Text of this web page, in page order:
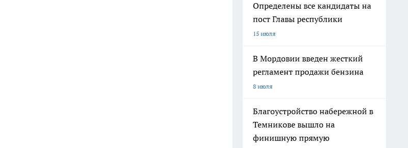
Определены все кандидаты на
пост Главы республики
15 июля
В Мордовии введен жесткий
регламент продажи бензина
8 июля
Благоустройство набережной в
Темникове вышло на
финишную прямую